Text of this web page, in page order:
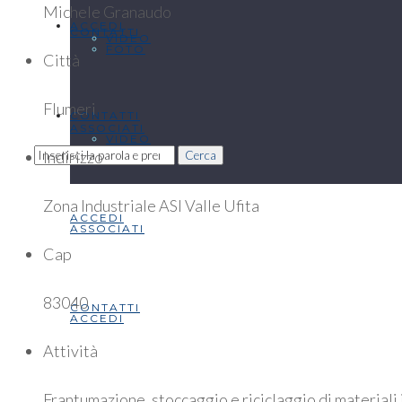
ACCEDI
CONTATTI
CONTATTI
Cerca
VIDEO
ASSOCIATI
ACCEDI
CONTATTI
FOTO
VIDEO
ASSOCIATI
ACCEDI
Michele Granaudo
Città
Flumeri
Indirizzo
Zona Industriale ASI Valle Ufita
Cap
83040
Attività